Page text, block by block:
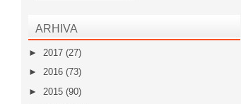
ARHIVA
► 2017 (27)
► 2016 (73)
► 2015 (90)